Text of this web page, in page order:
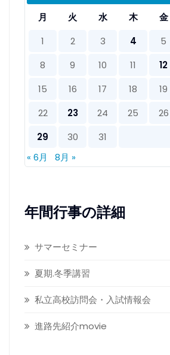
月 火 水 木 金
1
2 3 4 5
8
9 10 11 12
15
16 17 18 19
22
23 24 25 26
29
30
31
« 6月
8月 »
年間行事の詳細
サマーセミナー
夏期.冬季講習
私立高校訪問会・入試情報会
進路先紹介movie